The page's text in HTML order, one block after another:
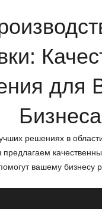
для
Бизнеса
решениях в
вашему бизнесу